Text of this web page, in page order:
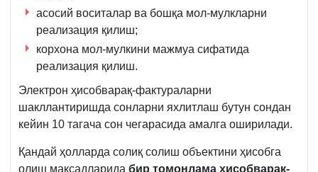
асосий воситалар ва бошқа мол-мулкларни
реализация қилиш;
корхона мол-мулкини мажмуа сифатида
реализация қилиш.
Электрон ҳисобварақ-фактураларни
шакллантиришда сонларни яхлитлаш бутун сондан
кейин 10 тагача сон чегарасида амалга оширилади.
Қандай ҳолларда солиқ солиш объектини ҳисобга
олиш мақсадларида бир томонлама ҳисобварақ-